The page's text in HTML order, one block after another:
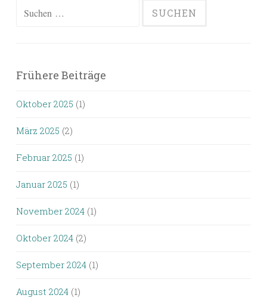
Suchen
Frühere Beiträge
Oktober 2025 (1)
März 2025 (2)
Februar 2025 (1)
Januar 2025 (1)
November 2024 (1)
Oktober 2024 (2)
September 2024 (1)
August 2024 (1)